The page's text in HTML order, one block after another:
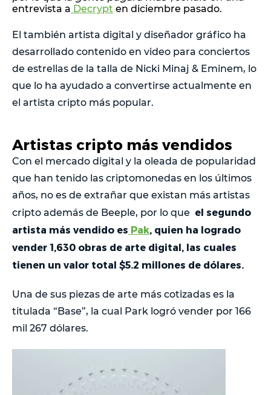
entrevista a Decrypt en diciembre pasado.
El también artista digital y diseñador gráfico ha
desarrollado contenido en video para conciertos
de estrellas de la talla de Nicki Minaj & Eminem, lo
que lo ha ayudado a convertirse actualmente en
el artista cripto más popular.
Artistas cripto más vendidos
Con el mercado digital y la oleada de popularidad
que han tenido las criptomonedas en los últimos
años, no es de extrañar que existan más artistas
cripto además de Beeple, por lo que el segundo
artista más vendido es Pak , quien ha logrado
vender 1,630 obras de arte digital, las cuales
tienen un valor total $5.2 millones de dólares.
Una de sus piezas de arte más cotizadas es la
titulada “Base”, la cual Park logró vender por 166
mil 267 dólares.